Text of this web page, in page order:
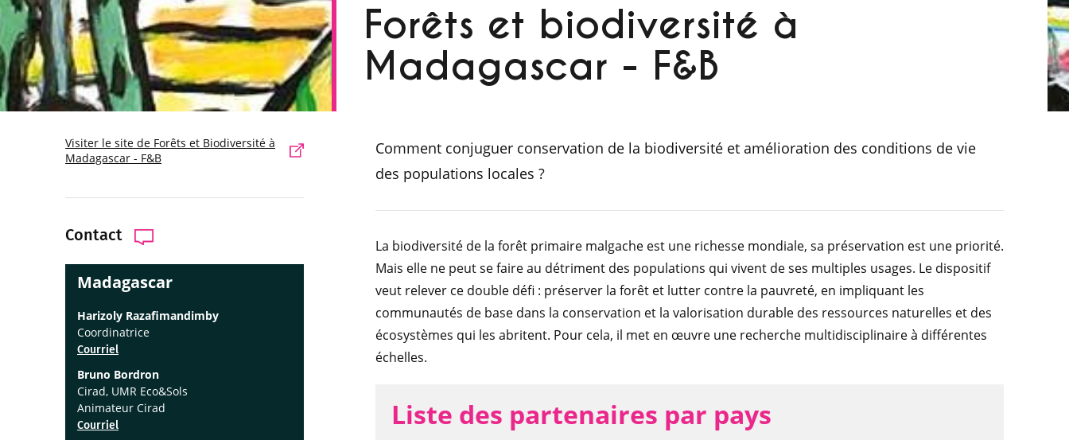
Forêts et biodiversité à
Madagascar - F&B
Visiter le site de Forêts et Biodiversité à
Madagascar - F&B
Contact
Madagascar
Harizoly Razafimandimby
Coordinatrice
Courriel
Bruno Bordron
Cirad, UMR Eco&Sols
Animateur Cirad
Courriel
Comment conjuguer conservation de la biodiversité et amélioration des conditions de vie
des populations locales ?
La biodiversité de la forêt primaire malgache est une richesse mondiale, sa préservation est une priorité.
Mais elle ne peut se faire au détriment des populations qui vivent de ses multiples usages. Le dispositif
veut relever ce double défi : préserver la forêt et lutter contre la pauvreté, en impliquant les
communautés de base dans la conservation et la valorisation durable des ressources naturelles et des
écosystèmes qui les abritent. Pour cela, il met en œuvre une recherche multidisciplinaire à différentes
échelles.
Liste des partenaires par pays